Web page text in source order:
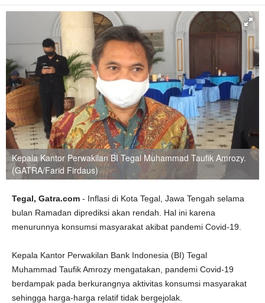
Kepala Kantor Perwakilan BI Tegal Muhammad Taufik Amrozy.
(GATRA/Farid Firdaus)
Tegal, Gatra.com - Inflasi di Kota Tegal, Jawa Tengah selama
bulan Ramadan diprediksi akan rendah. Hal ini karena
menurunnya konsumsi masyarakat akibat pandemi Covid-19.
Kepala Kantor Perwakilan Bank Indonesia (BI) Tegal
Muhammad Taufik Amrozy mengatakan, pandemi Covid-19
berdampak pada berkurangnya aktivitas konsumsi masyarakat
sehingga harga-harga relatif tidak bergejolak.